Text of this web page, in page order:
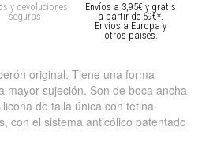
y devoluciones
seguras
Envíos a 3,95€ y gratis
a partir de 59€*.
Envíos a Europa y
otros paises.
original. Tiene una forma
mayor sujeción. Son de boca ancha
de talla única con tetina
con el sistema anticólico patentado